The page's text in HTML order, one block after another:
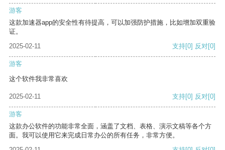
游客
这款加速器app的安全性有待提高，可以加强防护措施，比如增加双重验
证。
2025-02-11
支持[0] 反对[0]
游客
这个软件我非常喜欢
2025-02-11 支持[0] 反对[0]
游客
这款办公软件的功能非常全面，涵盖了文档、表格、演示文稿等各个方
面。我可以使用它来完成日常办公的所有任务，非常方便。